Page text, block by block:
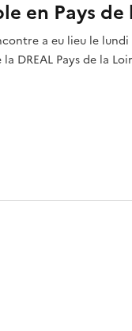
en Pays de
a eu lieu le lundi
DREAL Pays de la